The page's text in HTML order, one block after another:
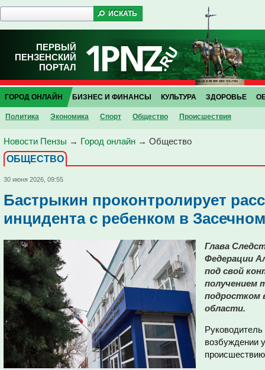
ПЕРВЫЙ
ПЕНЗЕНСКИЙ
ПОРТАЛ
ГОРОД ОНЛАЙН
Политика Экономика Спорт Общество Проиcшествия
БИЗНЕС И ФИНАНСЫ КУЛЬТУРА ЗДОРОВЬЕ
Новости Пензы → Город онлайн → Общество
ОБЩЕСТВО
30 июня 2026, 09:55
Бастрыкин проконтролирует
инцидента с ребенком в Засечном
Глава
Федерации
под свой
получением
подростком
области.
возбуждении